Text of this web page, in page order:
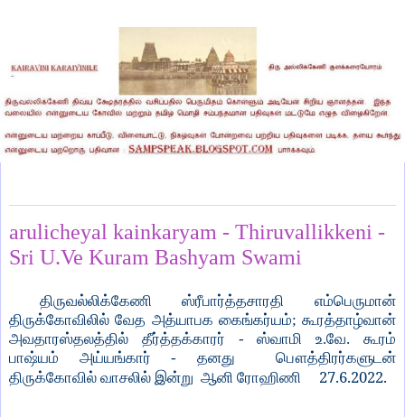
arulicheyal kainkaryam - Thiruvallikkeni -
Sri U.Ve Kuram Bashyam Swami
திருவல்லிக்கேணி ஸ்ரீபார்த்தசாரதி எம்பெருமான்
திருக்கோவிலில் வேத அத்யாபக கைங்கர்யம்; கூரத்தாழ்வான்
அவதாரஸ்தலத்தில் தீர்த்தக்காரர் - ஸ்வாமி உ.வே. கூரம்
பாஷ்யம் அய்யங்கார் - தனது பௌத்திரர்களுடன்
திருக்கோவில் வாசலில் இன்று ஆனி ரோஹிணி 27.6.2022.